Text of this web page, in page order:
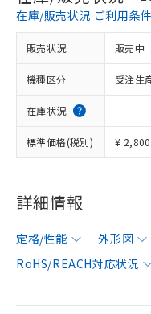
在庫/販売状況 ご利用条件
販売状況 販売中
機種区分 受注生
在庫状況
標準価格(税別) ¥ 2,800
詳細情報
定格/性能 外形図
RoHS/REACH対応状況